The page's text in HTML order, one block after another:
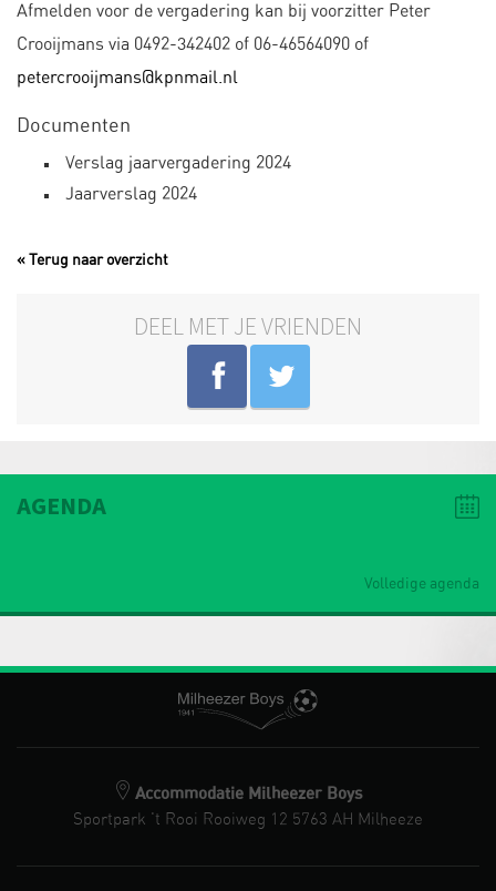
Afmelden voor de vergadering kan bij voorzitter Peter
Crooijmans via 0492-342402 of 06-46564090 of
petercrooijmans@kpnmail.nl
Documenten
Verslag jaarvergadering 2024
Jaarverslag 2024
« Terug naar overzicht
DEEL MET JE VRIENDEN
AGENDA
Volledige agenda
Accommodatie Milheezer Boys
Sportpark 't Rooi Rooiweg 12 5763 AH Milheeze